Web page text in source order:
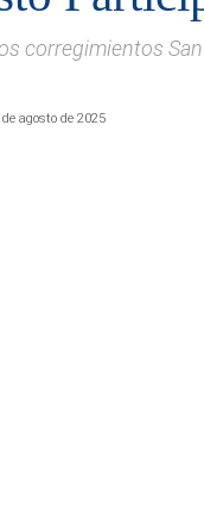
corregimientos
de agosto de 2025